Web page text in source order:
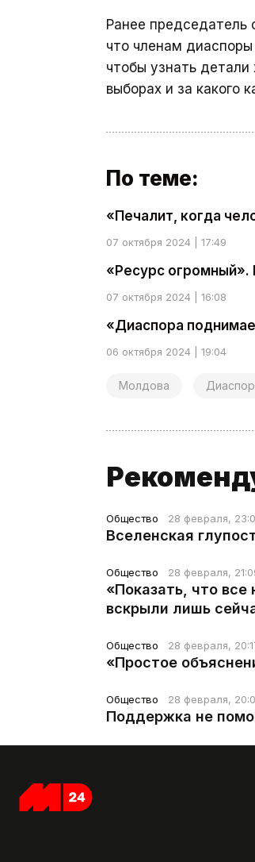
Ранее председатель
что членам
чтобы узнать детали
выборах и за какого
По теме:
«Печалит, когда
07 октября 2024 | 17:49
«Ресурс
07 октября 2024 | 16:08
«Диаспора
06 октября 2024 | 19:04
Молдова
Общество 28 февраля,
Вселенская
Общество 28 февраля,
«Показать, что
вскрыли лишь
Общество 28 февраля,
«Простое
Общество 28 февраля,
Поддержка не